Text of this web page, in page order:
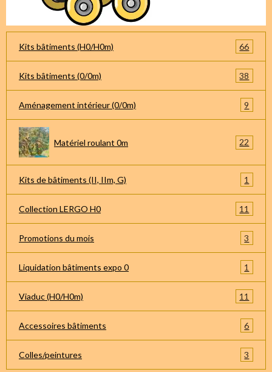
Kits bâtiments (H0/H0m) 66
Kits bâtiments (0/0m) 38
Aménagement intérieur (0/0m) 9
Matériel roulant 0m 22
Kits de bâtiments (II, IIm, G) 1
Collection LERGO H0 11
Promotions du mois 3
Liquidation bâtiments expo 0 1
Viaduc (H0/H0m) 11
Accessoires bâtiments 6
Colles/peintures 3